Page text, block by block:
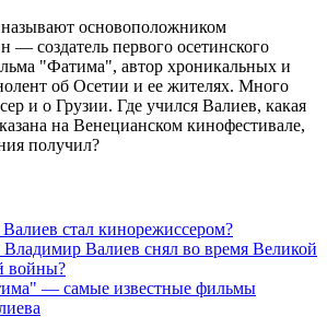
основоположником
— создатель первого осетинского
"Фатима", автор хроникальных и
об Осетии и ее жителях. Много
и о Грузии. Где учился Валиев, какая
на Венецианском кинофестивале,
получил?
стал кинорежиссером?
Валиев снял во время Великой
войны?
— самые известные фильмы